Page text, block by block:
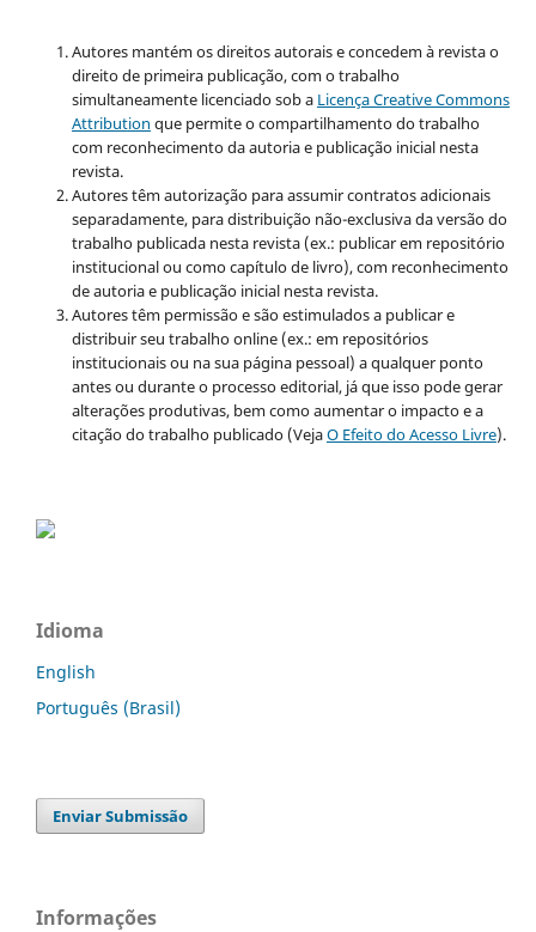
Autores mantém os direitos autorais e concedem à revista o
direito de primeira publicação, com o trabalho
simultaneamente licenciado sob a Licença Creative Commons
Attribution que permite o compartilhamento do trabalho
com reconhecimento da autoria e publicação inicial nesta
revista.
Autores têm autorização para assumir contratos adicionais
separadamente, para distribuição não-exclusiva da versão do
trabalho publicada nesta revista (ex.: publicar em repositório
institucional ou como capítulo de livro), com reconhecimento
de autoria e publicação inicial nesta revista.
Autores têm permissão e são estimulados a publicar e
distribuir seu trabalho online (ex.: em repositórios
institucionais ou na sua página pessoal) a qualquer ponto
antes ou durante o processo editorial, já que isso pode gerar
alterações produtivas, bem como aumentar o impacto e a
citação do trabalho publicado (VejaO Efeito do Acesso Livre).
Idioma
English
Português (Brasil)
Enviar Submissão
Informações